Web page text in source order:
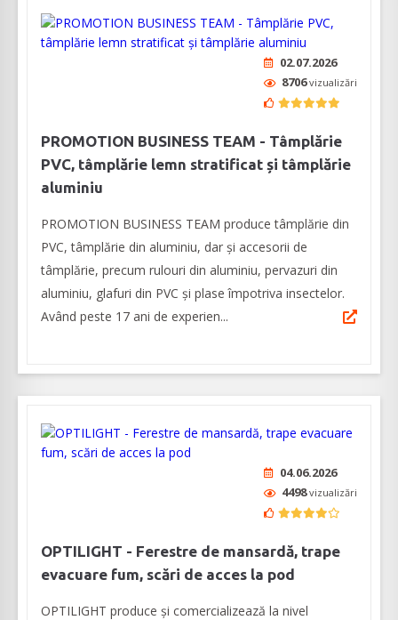
02.07.2026
8706vizualizări
PROMOTION BUSINESS TEAM - Tâmplărie
PVC, tâmplărie lemn stratificat și tâmplărie
aluminiu
PROMOTION BUSINESS TEAM produce tâmplărie din
PVC, tâmplărie din aluminiu, dar și accesorii de
tâmplărie, precum rulouri din aluminiu, pervazuri din
aluminiu, glafuri din PVC și plase împotriva insectelor.
Având peste 17 ani de experien...
04.06.2026
4498vizualizări
OPTILIGHT - Ferestre de mansardă, trape
evacuare fum, scări de acces la pod
OPTILIGHT produce şi comercializează la nivel